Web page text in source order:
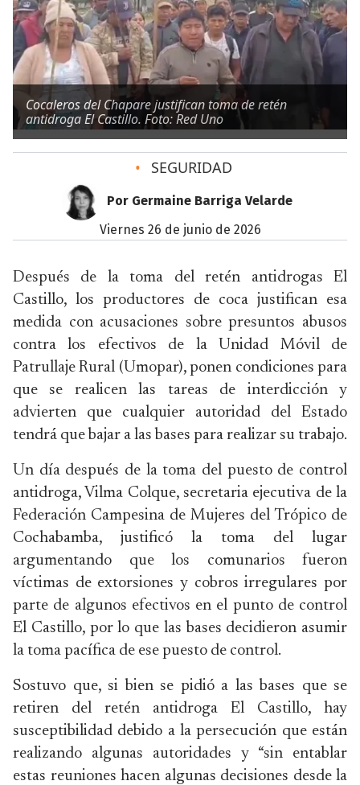
Cocaleros del Chapare justifican toma de retén
antidroga El Castillo. Foto: Red Uno
• SEGURIDAD
Por Germaine Barriga Velarde
viernes 26 de junio de 2026
Después de la toma del retén antidrogas El
Castillo, los productores de coca justifican esa
medida con acusaciones sobre presuntos abusos
contra los efectivos de la Unidad Móvil de
Patrullaje Rural (Umopar), ponen condiciones para
que se realicen las tareas de interdicción y
advierten que cualquier autoridad del Estado
tendrá que bajar a las bases para realizar su trabajo.
Un día después de la toma del puesto de control
antidroga, Vilma Colque, secretaria ejecutiva de la
Federación Campesina de Mujeres del Trópico de
Cochabamba, justificó la toma del lugar
argumentando que los comunarios fueron
víctimas de extorsiones y cobros irregulares por
parte de algunos efectivos en el punto de control
El Castillo, por lo que las bases decidieron asumir
la toma pacífica de ese puesto de control.
Sostuvo que, si bien se pidió a las bases que se
retiren del retén antidroga El Castillo, hay
susceptibilidad debido a la persecución que están
realizando algunas autoridades y “sin entablar
estas reuniones hacen algunas decisiones desde la